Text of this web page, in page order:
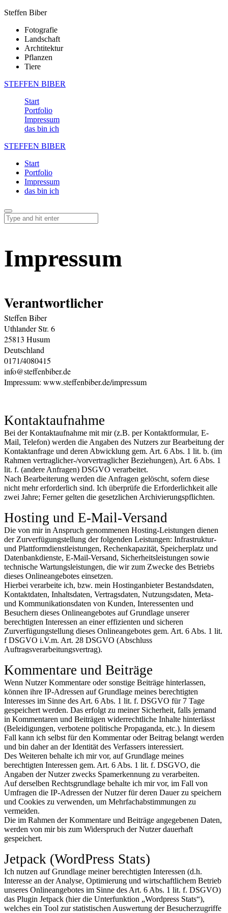
Steffen Biber
Fotografie
Landschaft
Archtitektur
Pflanzen
Tiere
STEFFEN BIBER
Start
Portfolio
Impressum
das bin ich
STEFFEN BIBER
Start
Portfolio
Impressum
das bin ich
Impressum
Verantwortlicher
Steffen Biber
Uthlander Str. 6
25813 Husum
Deutschland
0171/4080415
info@steffenbiber.de
Impressum: www.steffenbiber.de/impressum
Kontaktaufnahme
Bei der Kontaktaufnahme mit mir (z.B. per Kontaktformular, E-
Mail, Telefon) werden die Angaben des Nutzers zur Bearbeitung der
Kontaktanfrage und deren Abwicklung gem. Art. 6 Abs. 1 lit. b. (im
Rahmen vertraglicher-/vorvertraglicher Beziehungen), Art. 6 Abs. 1
lit. f. (andere Anfragen) DSGVO verarbeitet.
Nach Bearbeiterung werden die Anfragen gelöscht, sofern diese
nicht mehr erforderlich sind. Ich überprüfe die Erforderlichkeit alle
zwei Jahre; Ferner gelten die gesetzlichen Archivierungspflichten.
Hosting und E-Mail-Versand
Die von mir in Anspruch genommenen Hosting-Leistungen dienen
der Zurverfügungstellung der folgenden Leistungen: Infrastruktur-
und Plattformdienstleistungen, Rechenkapazität, Speicherplatz und
Datenbankdienste, E-Mail-Versand, Sicherheitsleistungen sowie
technische Wartungsleistungen, die wir zum Zwecke des Betriebs
dieses Onlineangebotes einsetzen.
Hierbei verarbeite ich, bzw. mein Hostinganbieter Bestandsdaten,
Kontaktdaten, Inhaltsdaten, Vertragsdaten, Nutzungsdaten, Meta-
und Kommunikationsdaten von Kunden, Interessenten und
Besuchern dieses Onlineangebotes auf Grundlage unserer
berechtigten Interessen an einer effizienten und sicheren
Zurverfügungstellung dieses Onlineangebotes gem. Art. 6 Abs. 1 lit.
f DSGVO i.V.m. Art. 28 DSGVO (Abschluss
Auftragsverarbeitungsvertrag).
Kommentare und Beiträge
Wenn Nutzer Kommentare oder sonstige Beiträge hinterlassen,
können ihre IP-Adressen auf Grundlage meines berechtigten
Interesses im Sinne des Art. 6 Abs. 1 lit. f. DSGVO für 7 Tage
gespeichert werden. Das erfolgt zu meiner Sicherheit, falls jemand
in Kommentaren und Beiträgen widerrechtliche Inhalte hinterlässt
(Beleidigungen, verbotene politische Propaganda, etc.). In diesem
Fall kann ich selbst für den Kommentar oder Beitrag belangt werden
und bin daher an der Identität des Verfassers interessiert.
Des Weiteren behalte ich mir vor, auf Grundlage meines
berechtigten Interessen gem. Art. 6 Abs. 1 lit. f. DSGVO, die
Angaben der Nutzer zwecks Spamerkennung zu verarbeiten.
Auf derselben Rechtsgrundlage behalte ich mir vor, im Fall von
Umfragen die IP-Adressen der Nutzer für deren Dauer zu speichern
und Cookies zu verwenden, um Mehrfachabstimmungen zu
vermeiden.
Die im Rahmen der Kommentare und Beiträge angegebenen Daten,
werden von mir bis zum Widerspruch der Nutzer dauerhaft
gespeichert.
Jetpack (WordPress Stats)
Ich nutzen auf Grundlage meiner berechtigten Interessen (d.h.
Interesse an der Analyse, Optimierung und wirtschaftlichem Betrieb
unseres Onlineangebotes im Sinne des Art. 6 Abs. 1 lit. f. DSGVO)
das Plugin Jetpack (hier die Unterfunktion „Wordpress Stats“),
welches ein Tool zur statistischen Auswertung der Besucherzugriffe